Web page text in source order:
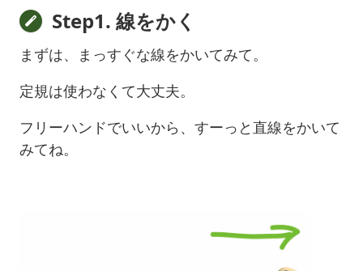
Step1. 線をかく
まずは、まっすぐな線をかいてみて。
定規は使わなくて大丈夫。
フリーハンドでいいから、すーっと直線をかいて
みてね。